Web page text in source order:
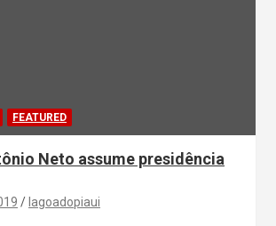
FEATURED
Neto assume presidência
lagoadopiaui